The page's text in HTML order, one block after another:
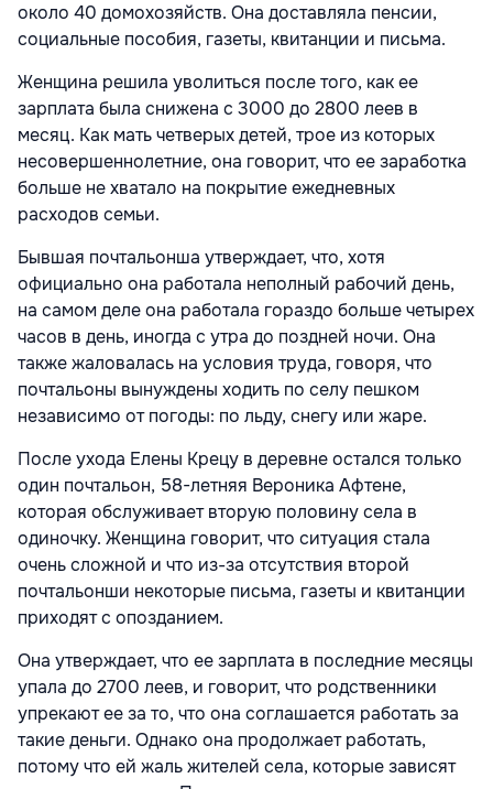
около 40 домохозяйств. Она доставляла пенсии,
социальные пособия, газеты, квитанции и письма.
Женщина решила уволиться после того, как ее
зарплата была снижена с 3000 до 2800 леев в
месяц. Как мать четверых детей, трое из которых
несовершеннолетние, она говорит, что ее заработка
больше не хватало на покрытие ежедневных
расходов семьи.
Бывшая почтальонша утверждает, что, хотя
официально она работала неполный рабочий день,
на самом деле она работала гораздо больше четырех
часов в день, иногда с утра до поздней ночи. Она
также жаловалась на условия труда, говоря, что
почтальоны вынуждены ходить по селу пешком
независимо от погоды: по льду, снегу или жаре.
После ухода Елены Крецу в деревне остался только
один почтальон, 58-летняя Вероника Афтене,
которая обслуживает вторую половину села в
одиночку. Женщина говорит, что ситуация стала
очень сложной и что из-за отсутствия второй
почтальонши некоторые письма, газеты и квитанции
приходят с опозданием.
Она утверждает, что ее зарплата в последние месяцы
упала до 2700 леев, и говорит, что родственники
упрекают ее за то, что она соглашается работать за
такие деньги. Однако она продолжает работать,
потому что ей жаль жителей села, которые зависят